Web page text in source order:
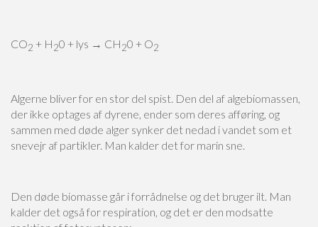
CO2 + H20 + lys → CH20 + O2
Algerne bliver for en stor del spist. Den del af algebiomassen,
der ikke optages af dyrene, ender som deres afføring, og
sammen med døde alger synker det nedad i vandet som et
snevejr af partikler. Man kalder det for marin sne.
Den døde biomasse går i forrådnelse og det bruger ilt. Man
kalder det også for respiration, og det er den modsatte